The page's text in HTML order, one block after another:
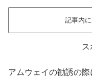
記事内
アムウェイの勧誘の